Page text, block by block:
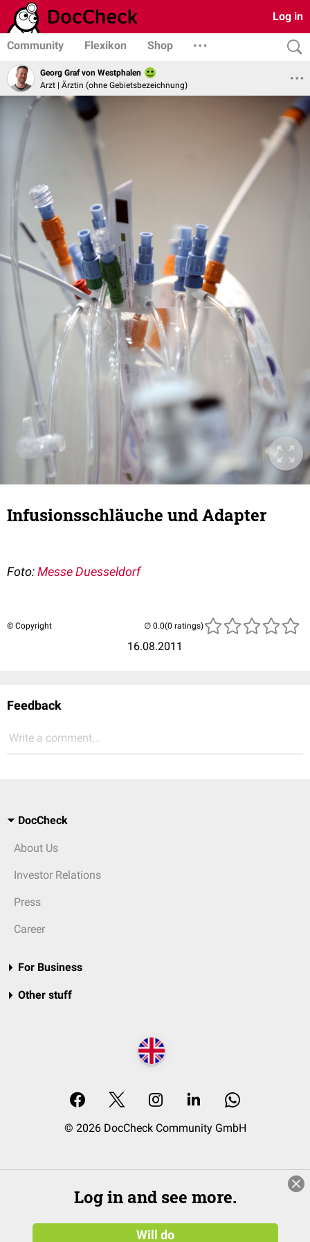
Log in
Community Flexikon Shop
Georg Graf von Westphalen
Arzt | Ärztin (ohne Gebietsbezeichnung)
Infusionsschläuche und Adapter
Foto:Messe Duesseldorf
© Copyright
16.08.2011
(0 ratings)
Feedback
Write a comment...
DocCheck
About Us
Investor Relations
Press
Career
For Business
Other stuff
© 2026 DocCheck Community GmbH
Log in and see more.
Will do